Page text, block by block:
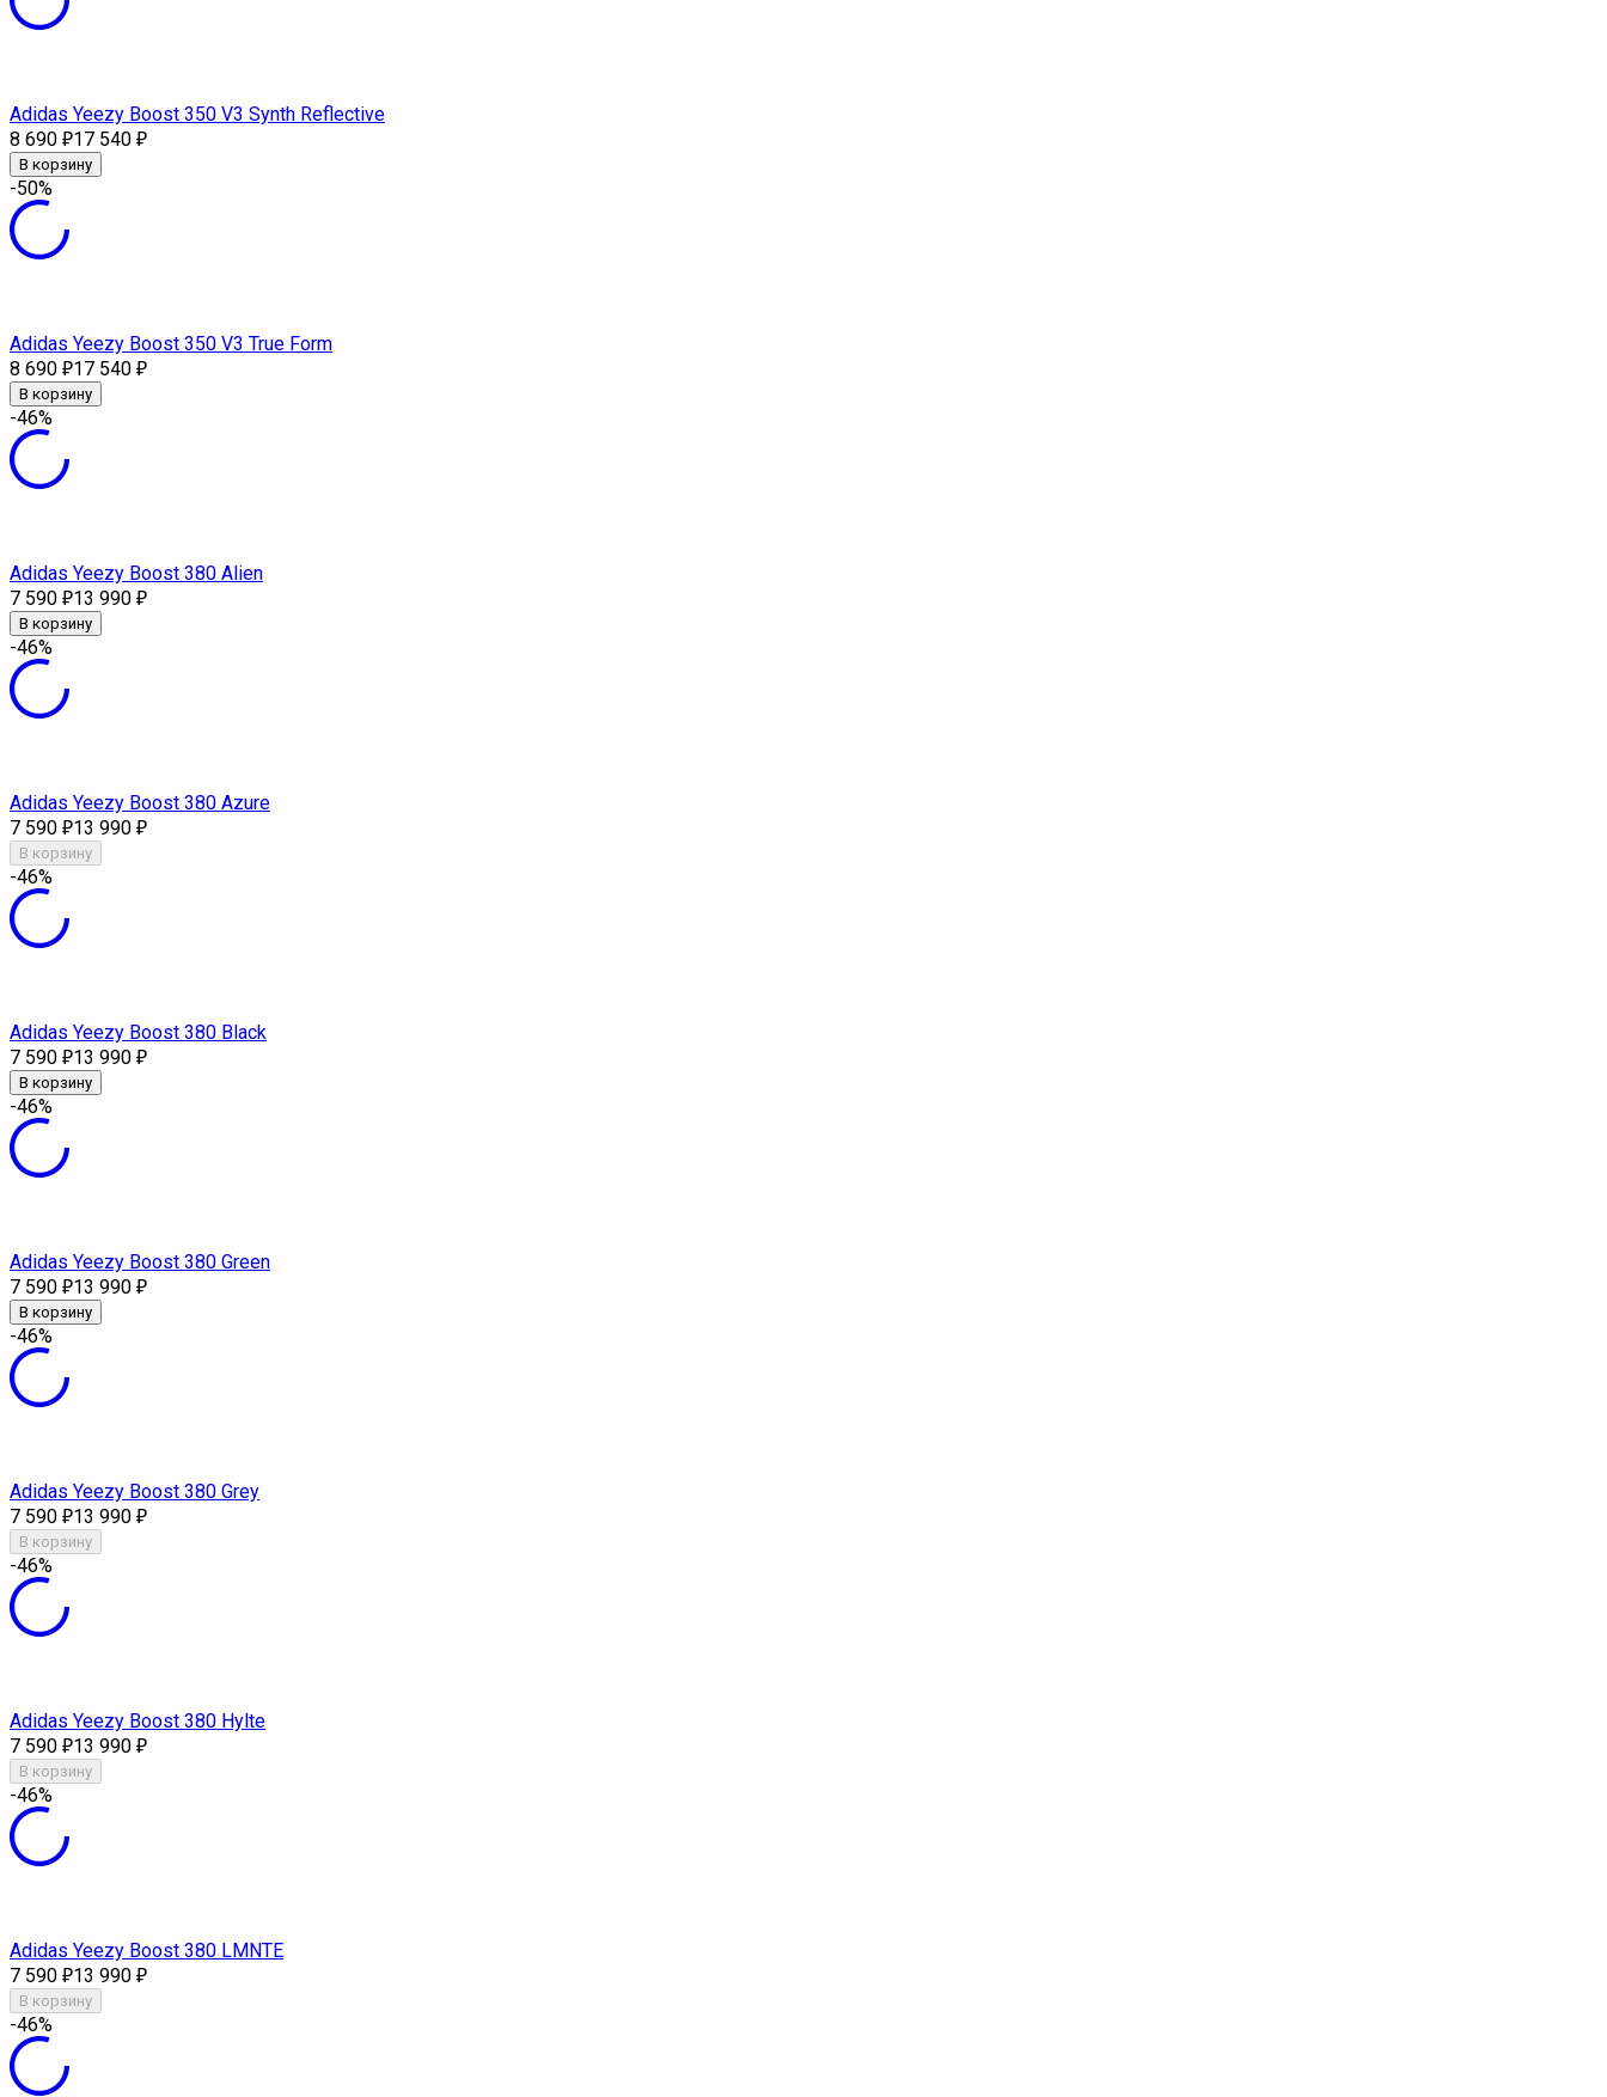
Adidas Yeezy Boost 350 V3 Synth Reflective
8 690 ₽17 540 ₽
В корзину
-50%
Adidas Yeezy Boost 350 V3 True Form
8 690 ₽17 540 ₽
В корзину
-46%
Adidas Yeezy Boost 380 Alien
7 590 ₽13 990 ₽
В корзину
-46%
Adidas Yeezy Boost 380 Azure
7 590 ₽13 990 ₽
В корзину
-46%
Adidas Yeezy Boost 380 Black
7 590 ₽13 990 ₽
В корзину
-46%
Adidas Yeezy Boost 380 Green
7 590 ₽13 990 ₽
В корзину
-46%
Adidas Yeezy Boost 380 Grey
7 590 ₽13 990 ₽
В корзину
-46%
Adidas Yeezy Boost 380 Hylte
7 590 ₽13 990 ₽
В корзину
-46%
Adidas Yeezy Boost 380 LMNTE
7 590 ₽13 990 ₽
В корзину
-46%